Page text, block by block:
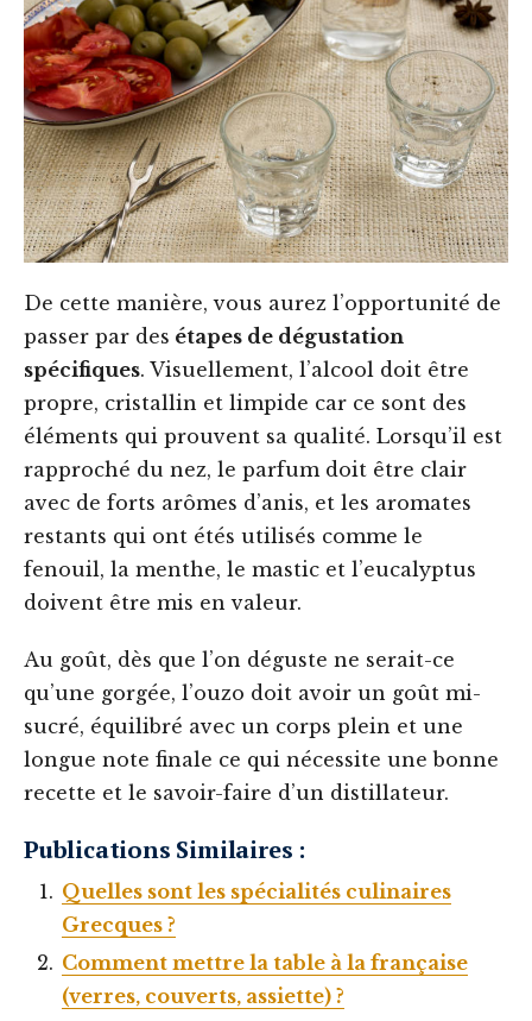
De cette manière, vous aurez l’opportunité de
passer par des étapes de dégustation
spécifiques. Visuellement, l’alcool doit être
propre, cristallin et limpide car ce sont des
éléments qui prouvent sa qualité. Lorsqu’il est
rapproché du nez, le parfum doit être clair
avec de forts arômes d’anis, et les aromates
restants qui ont étés utilisés comme le
fenouil, la menthe, le mastic et l’eucalyptus
doivent être mis en valeur.
Au goût, dès que l’on déguste ne serait-ce
qu’une gorgée, l’ouzo doit avoir un goût mi-
sucré, équilibré avec un corps plein et une
longue note finale ce qui nécessite une bonne
recette et le savoir-faire d’un distillateur.
Publications Similaires :
Quelles sont les spécialités culinaires
Grecques ?
Comment mettre la table à la française
(verres, couverts, assiette) ?